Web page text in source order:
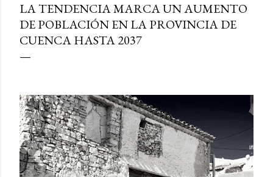
LA TENDENCIA MARCA UN AUMENTO
DE POBLACIÓN EN LA PROVINCIA DE
CUENCA HASTA 2037